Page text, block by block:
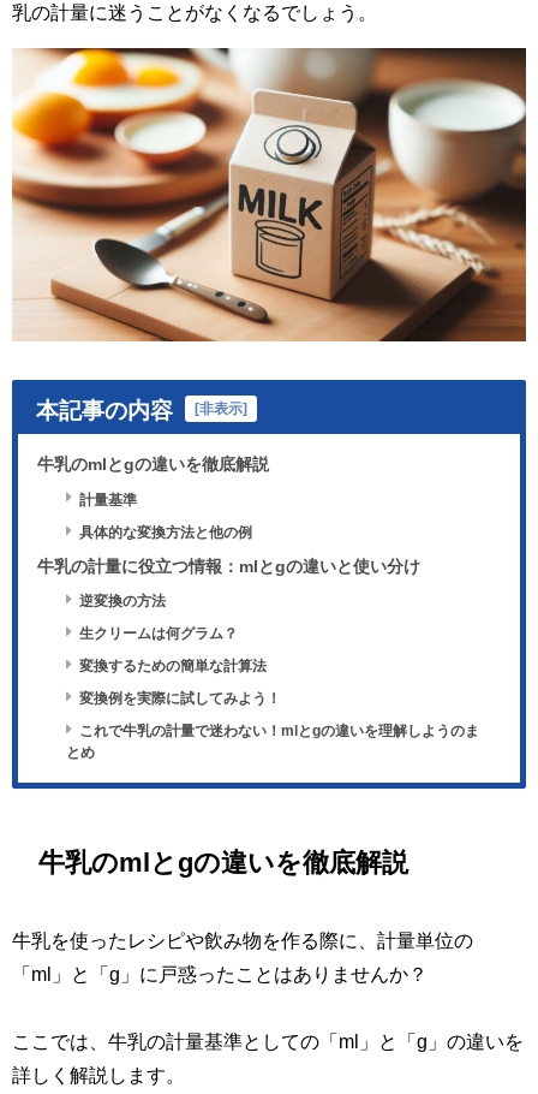
乳の計量に迷うことがなくなるでしょう。
本記事の内容 [非表示]
牛乳のmlとgの違いを徹底解説
計量基準
具体的な変換方法と他の例
牛乳の計量に役立つ情報：mlとgの違いと使い分け
逆変換の方法
生クリームは何グラム？
変換するための簡単な計算法
変換例を実際に試してみよう！
これで牛乳の計量で迷わない！mlとgの違いを理解しようのま
とめ
牛乳のmlとgの違いを徹底解説
牛乳を使ったレシピや飲み物を作る際に、計量単位の
「ml」と「g」に戸惑ったことはありませんか？
ここでは、牛乳の計量基準としての「ml」と「g」の違いを
詳しく解説します。